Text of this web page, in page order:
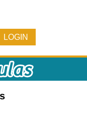
LOGIN